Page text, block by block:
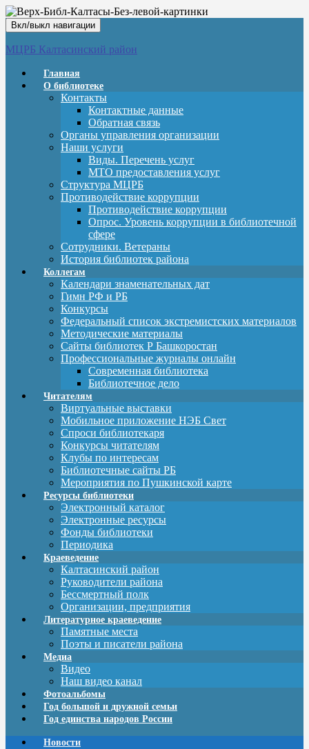
Вкл/выкл навигации
МЦРБ Калтасинский район
Главная
О библиотеке
Контакты
Контактные данные
Обратная связь
Органы управления организации
Наши услуги
Виды. Перечень услуг
МТО предоставления услуг
Структура МЦРБ
Противодействие коррупции
Противодействие коррупции
Опрос. Уровень коррупции в библиотечной
сфере
Сотрудники. Ветераны
История библиотек района
Коллегам
Календари знаменательных дат
Гимн РФ и РБ
Конкурсы
Федеральный список экстремистских материалов
Методические материалы
Сайты библиотек Р Башкоростан
Профессиональные журналы онлайн
Современная библиотека
Библиотечное дело
Читателям
Виртуальные выставки
Мобильное приложение НЭБ Свет
Спроси библиотекаря
Конкурсы читателям
Клубы по интересам
Библиотечные сайты РБ
Мероприятия по Пушкинской карте
Ресурсы библиотеки
Электронный каталог
Электронные ресурсы
Фонды библиотеки
Периодика
Краеведение
Калтасинский район
Руководители района
Бессмертный полк
Организации, предприятия
Литературное краеведение
Памятные места
Поэты и писатели района
Медиа
Видео
Наш видео канал
Фотоальбомы
Год большой и дружной семьи
Год единства народов России
Новости